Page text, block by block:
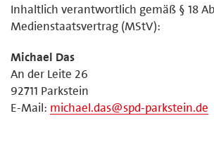
Inhaltlich verantwortlich gemäß § 18
Medienstaatsvertrag (MStV):
Michael Das
An der Leite 26
92711 Parkstein
E-Mail: michael.das@spd-parkstein.de